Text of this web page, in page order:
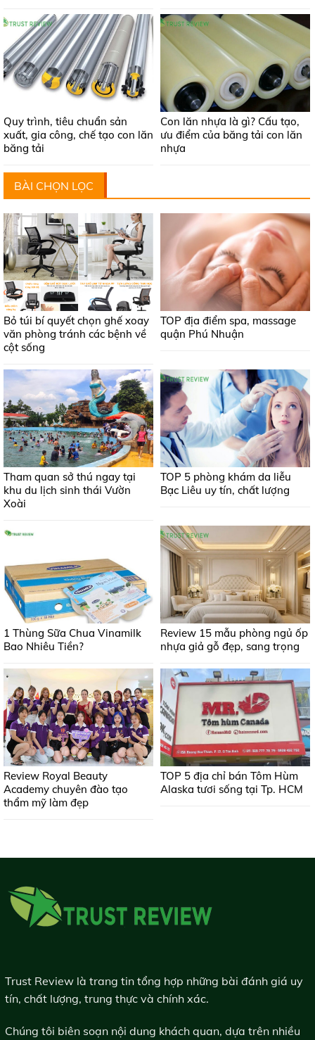
Quy trình, tiêu chuẩn sản
xuất, gia công, chế tạo con lăn
băng tải
Con lăn nhựa là gì? Cấu tạo,
ưu điểm của băng tải con lăn
nhựa
BÀI CHỌN LỌC
Bỏ túi bí quyết chọn ghế xoay
văn phòng tránh các bệnh về
cột sống
TOP địa điểm spa, massage
quận Phú Nhuận
Tham quan sở thú ngay tại
khu du lịch sinh thái Vườn
Xoài
TOP 5 phòng khám da liễu
Bạc Liêu uy tín, chất lượng
1 Thùng Sữa Chua Vinamilk
Bao Nhiêu Tiền?
Review 15 mẫu phòng ngủ ốp
nhựa giả gỗ đẹp, sang trọng
Review Royal Beauty
Academy chuyên đào tạo
thẩm mỹ làm đẹp
TOP 5 địa chỉ bán Tôm Hùm
Alaska tươi sống tại Tp. HCM
Trust Review là trang tin tổng hợp những bài đánh giá uy
tín, chất lượng, trung thực và chính xác.
Chúng tôi biên soạn nội dung khách quan, dựa trên nhiều